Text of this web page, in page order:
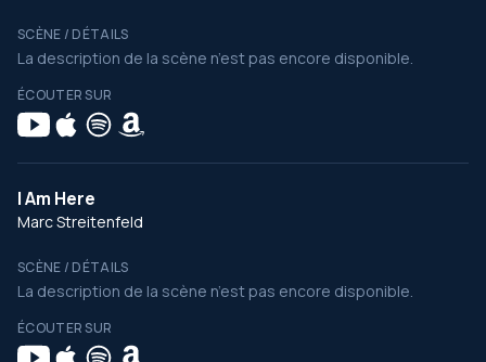
SCÈNE / DÉTAILS
La description de la scène n’est pas encore disponible.
ÉCOUTER SUR
I Am Here
Marc Streitenfeld
SCÈNE / DÉTAILS
La description de la scène n’est pas encore disponible.
ÉCOUTER SUR